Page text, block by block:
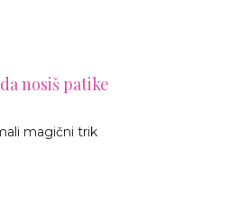
nosiš patike
magični trik